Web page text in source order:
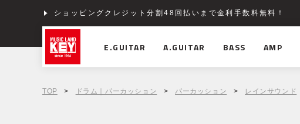
ショッピングクレジット分割48回払いまで金利手数料無料！
E.GUITAR A.GUITAR BASS AMP
TOP > ドラム｜パーカッション > パーカッション > レインサウンド